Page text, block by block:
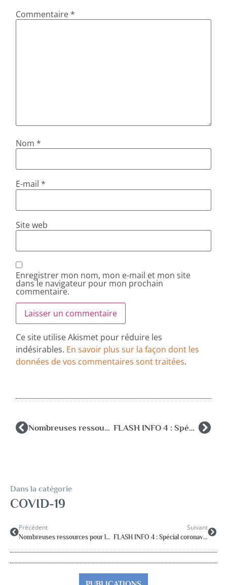
Commentaire*
Nom*
E-mail*
Site web
Enregistrer mon nom, mon e-mail et mon site
dans le navigateur pour mon prochain
commentaire.
Ce site utilise Akismet pour réduire les
indésirables. En savoir plus sur la façon dont les
données de vos commentaires sont traitées.
Nombreuses ressources pour les professionnels : soutien, résilience, guides du CN2R FLASH INFO 4 : Spécial coronavirus COVID-19
Dans la catégorie
COVID-19
Précédent
Nombreuses ressources pour les professionnels : soutien, résilience, guides du CN2R
Suivant
FLASH INFO 4 : Spécial coronavirus COVID-19